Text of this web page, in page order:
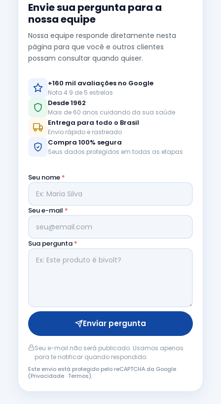
Envie sua pergunta para a
nossa equipe
Nossa equipe responde diretamente nesta
página para que você e outros clientes
possam consultar quando quiser.
+160 mil avaliações no Google
Nota 4.9 de 5 estrelas
Desde 1962
Mais de 60 anos cuidando da sua saúde
Entrega para todo o Brasil
Envio rápido e rastreado
Compra 100% segura
Seus dados protegidos em todas as etapas
Seu nome *
Seu e-mail *
Sua pergunta *
Enviar pergunta
Seu e-mail não será publicado. Usamos apenas
para te notificar quando respondido.
Este envio está protegido pelo reCAPTCHA da Google
(Privacidade·Termos).